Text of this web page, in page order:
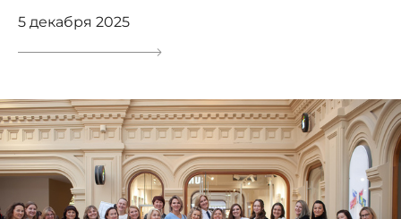
5 декабря 2025